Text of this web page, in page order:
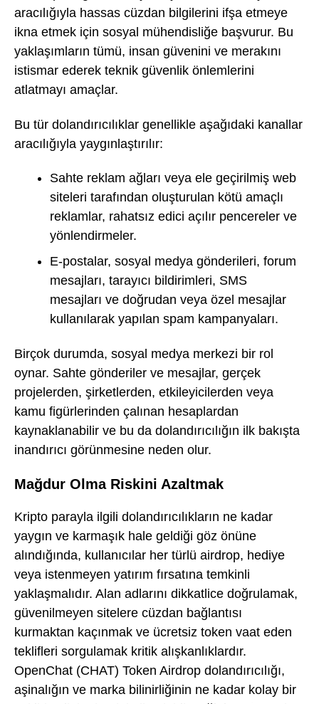
aracılığıyla hassas cüzdan bilgilerini ifşa etmeye
ikna etmek için sosyal mühendisliğe başvurur. Bu
yaklaşımların tümü, insan güvenini ve merakını
istismar ederek teknik güvenlik önlemlerini
atlatmayı amaçlar.
Bu tür dolandırıcılıklar genellikle aşağıdaki kanallar
aracılığıyla yaygınlaştırılır:
Sahte reklam ağları veya ele geçirilmiş web
siteleri tarafından oluşturulan kötü amaçlı
reklamlar, rahatsız edici açılır pencereler ve
yönlendirmeler.
E-postalar, sosyal medya gönderileri, forum
mesajları, tarayıcı bildirimleri, SMS
mesajları ve doğrudan veya özel mesajlar
kullanılarak yapılan spam kampanyaları.
Birçok durumda, sosyal medya merkezi bir rol
oynar. Sahte gönderiler ve mesajlar, gerçek
projelerden, şirketlerden, etkileyicilerden veya
kamu figürlerinden çalınan hesaplardan
kaynaklanabilir ve bu da dolandırıcılığın ilk bakışta
inandırıcı görünmesine neden olur.
Mağdur Olma Riskini Azaltmak
Kripto parayla ilgili dolandırıcılıkların ne kadar
yaygın ve karmaşık hale geldiği göz önüne
alındığında, kullanıcılar her türlü airdrop, hediye
veya istenmeyen yatırım fırsatına temkinli
yaklaşmalıdır. Alan adlarını dikkatlice doğrulamak,
güvenilmeyen sitelere cüzdan bağlantısı
kurmaktan kaçınmak ve ücretsiz token vaat eden
teklifleri sorgulamak kritik alışkanlıklardır.
OpenChat (CHAT) Token Airdrop dolandırıcılığı,
aşinalığın ve marka bilinirliğinin ne kadar kolay bir